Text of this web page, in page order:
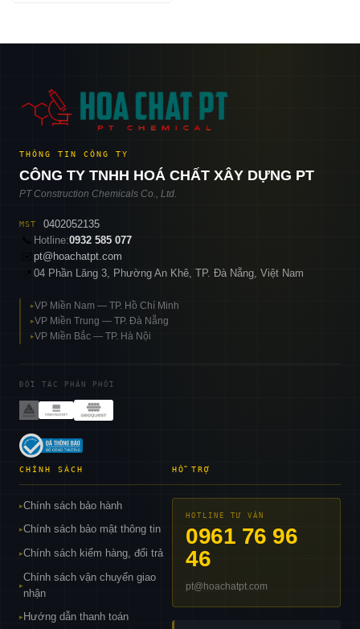
THÔNG TIN CÔNG TY
CÔNG TY TNHH HOÁ CHẤT XÂY DỰNG PT
PT Construction Chemicals Co., Ltd.
MST
0402052135
📞 Hotline:0932 585 077
pt@hoachatpt.com
04 Phần Lăng 3, Phường An Khê, TP. Đà Nẵng, Việt Nam
▸VP Miền Nam — TP. Hồ Chí Minh
▸VP Miền Trung — TP. Đà Nẵng
▸VP Miền Bắc — TP. Hà Nội
ĐỐI TÁC PHÂN PHỐI
CHÍNH SÁCH
▸Chính sách bảo hành
▸Chính sách bảo mật thông tin
▸Chính sách kiểm hàng, đổi trả
▸
Chính sách vận chuyển giao
nhận
▸ Hướng dẫn thanh toán
HỖ TRỢ
HOTLINE TƯ VẤN
0961 76 96
46
pt@hoachatpt.com